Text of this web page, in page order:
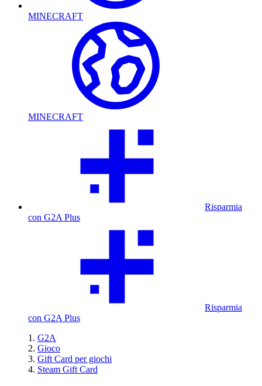
MINECRAFT
MINECRAFT
Risparmia
con G2A Plus
Risparmia
con G2A Plus
G2A
Gioco
Gift Card per giochi
Steam Gift Card